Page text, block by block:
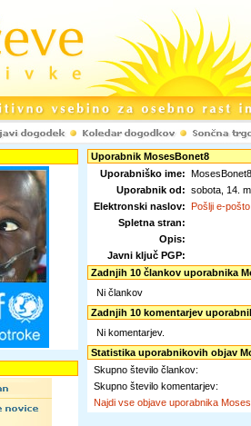
Uporabnik MosesBonet8
Uporabniško ime:
Uporabnik od: sobota, 14.
Elektronski naslov: Pošlji e-pošto
Spletna stran:
Opis:
Javni ključ PGP:
Zadnjih 10 člankov uporabnika
Ni člankov
Zadnjih 10 komentarjev
Ni komentarjev.
Statistika uporabnikovih objav
Skupno število člankov:
Skupno število komentarjev:
Najdi vse objave uporabnika